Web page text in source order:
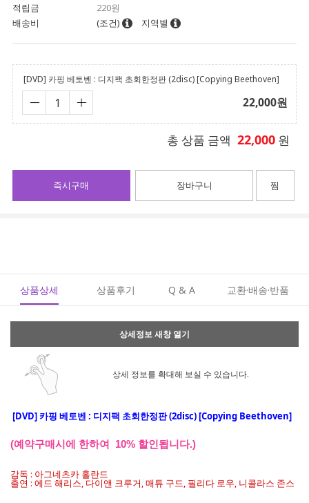
적립금
220원
배송비
(조건) 지역별
[DVD] 카핑 베토벤 : 디지팩 초회한정판 (2disc) [Copying Beethoven]
22,000원
총 상품 금액 22,000 원
장바구니
즉시구매 찜
상품상세 상품후기 Q & A 교환·배송·반품
상세정보 새창 열기
상세 정보를 확대해 보실 수 있습니다.
[DVD]카핑 베토벤 : 디지팩 초회한정판 (2disc) [Copying Beethoven]
(예약구매시에 한하여 10% 할인됩니다.)
감독 : 아그네츠카 홀란드
출연 : 에드 해리스, 다이앤 크루거, 매튜 구드, 필리다 로우, 니콜라스 존스